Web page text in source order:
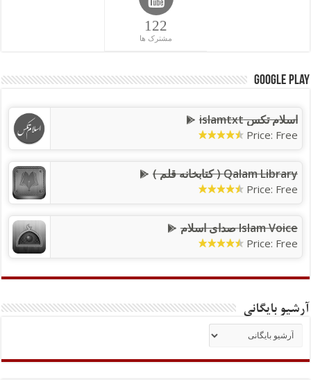
122
مشترک ها
Google Play
اسلام تکس islamtxt
Price: Free
Qalam Library ( کتابخانه قلم )
Price: Free
Islam Voice صدای اسلام
Price: Free
آرشیو بایگانی